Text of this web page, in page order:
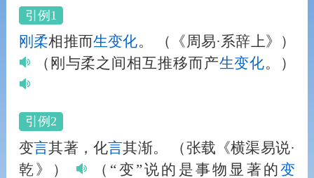
引例1
刚柔相推而生变化。
（《周易·系辞上》）
（刚与柔之间相互推移而产生变化。）
引例2
变言其著，化言其渐。
（张载《横渠易说·
乾》）
（“变”说的是事物显著的变